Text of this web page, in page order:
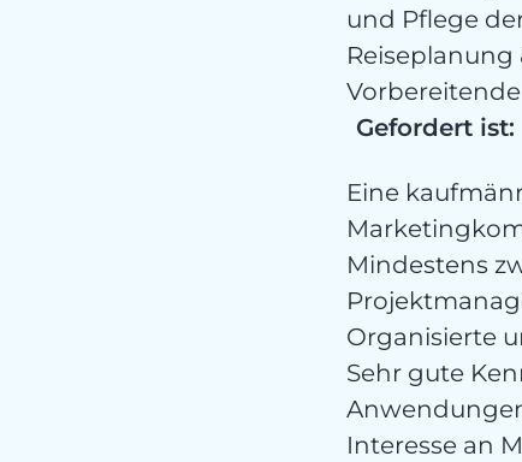
und Pflege
Gefordert ist:
Eine
Mindestens
Organisierte
Sehr gute
Interesse an